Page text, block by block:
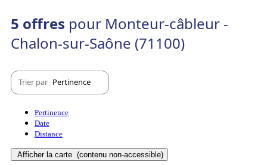
5 offres pour Monteur-câbleur -
Chalon-sur-Saône (71100)
Trier par Pertinence
Pertinence
Date
Distance
Afficher la carte (contenu non-accessible)